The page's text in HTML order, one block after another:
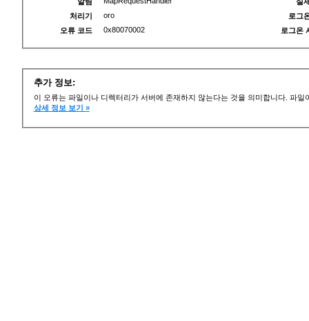
처리기
oro
오류 코드
0x80070002
로그
로그온
추가 정보:
이 오류는 파일이나 디렉터리가 서버에 존재하지 않는다는 것을 의미합니다. 파
상세 정보 보기 »